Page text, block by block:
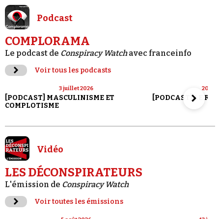
Podcast
COMPLORAMA
Le podcast de Conspiracy Watchavec franceinfo
Voir tous les podcasts
3 juillet 2026
[PODCAST] MASCULINISME ET
COMPLOTISME
20
[PODCAST] LE
Vidéo
LES DÉCONSPIRATEURS
L'émission de Conspiracy Watch
Voir toutes les émissions